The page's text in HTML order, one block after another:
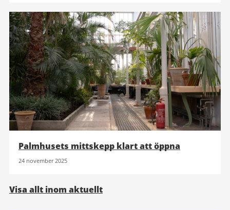
Palmhusets mittskepp klart att öppna
24 november 2025
Visa allt inom aktuellt